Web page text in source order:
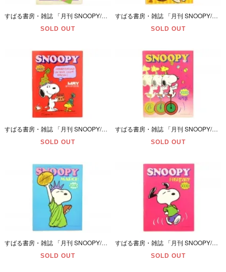
すばる書房・雑誌 「月刊 SNOOPY/スヌーピー・ワイド版/B4サイズ・JULY/7月号・通巻第102号」 昭和53年(1978年)・ダメージ有
SOLD OUT
すばる書房・雑誌 「月刊 SNOOPY/スヌーピー・ワイド版/B4サイズ・JUNE/6月号・通巻第101号」 昭和53年(1978年)・ダメージ大
SOLD OUT
すばる書房・雑誌 「月刊 SNOOPY/スヌーピー・MAY/5月号・通巻第100号」 昭和53年(1978年)・一部ページ切り抜き＆ダメージ有
SOLD OUT
すばる書房・雑誌 「月刊 SNOOPY/スヌーピー・APRIL/4月号・通巻第99号」 昭和53年(1978年)・一部ページ切り抜き＆ダメージ有
SOLD OUT
すばる書房・雑誌 「月刊 SNOOPY/スヌーピー・MARCH/3月号・通巻第98号」 昭和53年(1978年)・一部ページ切り抜き＆ダメージ有
SOLD OUT
すばる書房・雑誌 「月刊 SNOOPY/スヌーピー・FEBRUARY/2月号・通巻第97号」 昭和53年(1978年)・ダメージ有
SOLD OUT